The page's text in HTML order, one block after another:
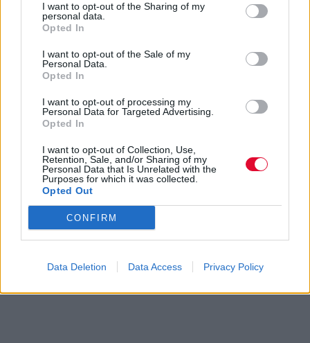
I want to opt-out of the Sharing of my
personal data.
Opted In
I want to opt-out of the Sale of my
Personal Data.
Opted In
I want to opt-out of processing my
Personal Data for Targeted Advertising.
Opted In
I want to opt-out of Collection, Use,
Retention, Sale, and/or Sharing of my
Personal Data that Is Unrelated with the
Purposes for which it was collected.
Opted Out
CONFIRM
Data Deletion Data Access Privacy Policy